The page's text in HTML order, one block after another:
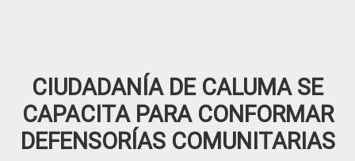
CIUDADANÍA DE CALUMA SE
CAPACITA PARA CONFORMAR
DEFENSORÍAS COMUNITARIAS